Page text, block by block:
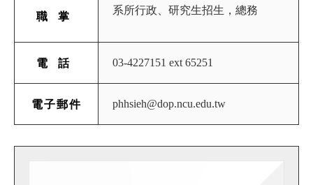
職掌 系所行政、研究生招生，總務
電話 03-4227151 ext 65251
電子郵件 phhsieh@dop.ncu.edu.tw